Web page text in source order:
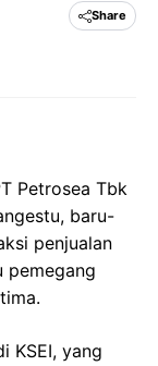
Share
Petrosea Tbk
baru-
penjualan
pemegang
KSEI, yang